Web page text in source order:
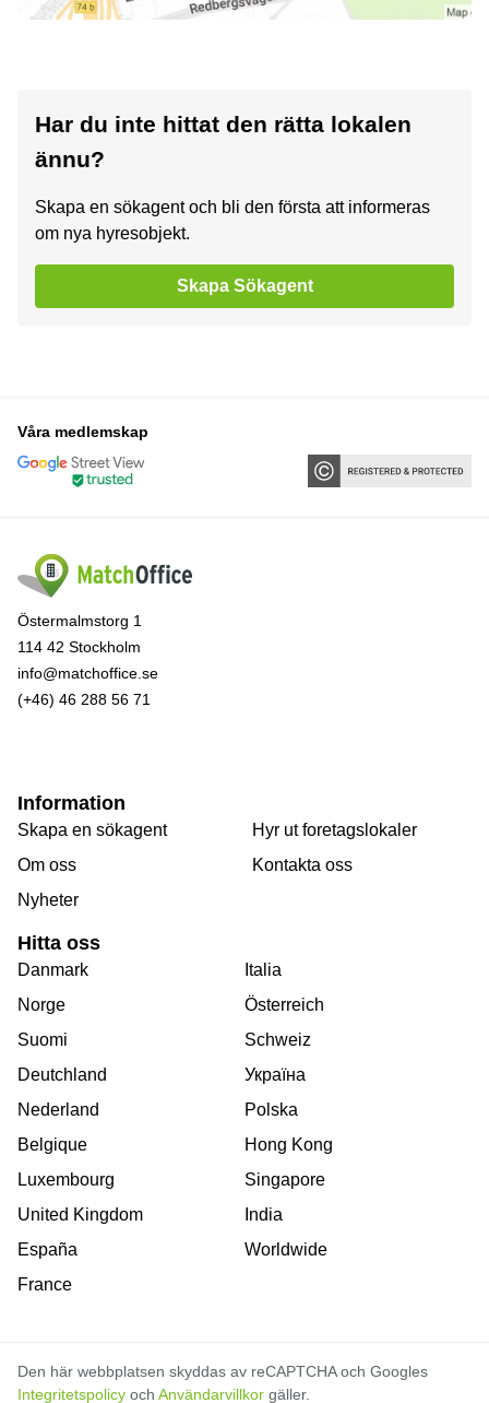
Har du inte hittat den rätta lokalen
ännu?
Skapa en sökagent och bli den första att informeras
om nya hyresobjekt.
Skapa Sökagent
Våra medlemskap
Östermalmstorg 1
114 42 Stockholm
info@matchoffice.se
(+46) 46 288 56 71
Information
Skapa en sökagent
Om oss
Nyheter
Hyr ut foretagslokaler
Kontakta oss
Hitta oss
Danmark
Norge
Suomi
Deutchland
Nederland
Belgique
Luxembourg
United Kingdom
España
France
Italia
Österreich
Schweiz
Україна
Polska
Hong Kong
Singapore
India
Worldwide
Den här webbplatsen skyddas av reCAPTCHA och Googles
Integritetspolicy och Användarvillkor gäller.